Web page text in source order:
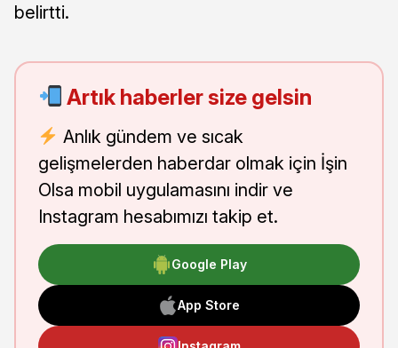
belirtti.
Artık haberler size gelsin
Anlık gündem ve sıcak
gelişmelerden haberdar olmak için İşin
Olsa mobil uygulamasını indir ve
Instagram hesabımızı takip et.
Google Play
App Store